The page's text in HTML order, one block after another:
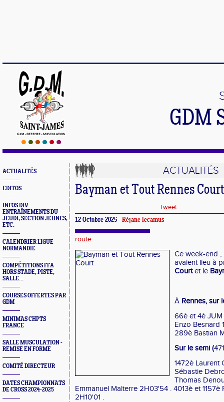
GDM
ACTUALITÉS
EDITOS
INFOS DIV. :
ENTRAÎNEMENTS DU
JEUDI, SECTION JEUNES,
ETC.
CALENDRIER LIGUE
NORMANDIE
COMPÉTITIONS FFA
HORS STADE, PISTE,
SALLE...
COURSES OFFERTES PAR
GDM
MINIMAS CHPTS
FRANCE
SALLE MUSCULATION -
REMISE EN FORME
COMITÉ DIRECTEUR
DATES CHAMPIONNATS
DE CROSS 2024-2025
ACTUALITÉS
Bayman et Tout Rennes Court
Tweet
12 Octobre 2025 - Réjane lecamus
route
Ce week-end
avaient lieu à
Courtet le
À Rennes, sur
66è et 4è JUM
Enzo Besnard
289è Bastian
Sur le semi (
1472è Laurent
Sébastie
Thomas
Emmanuel Malterre 2H03'54 . 4013è et 1157è
2H10'01 .